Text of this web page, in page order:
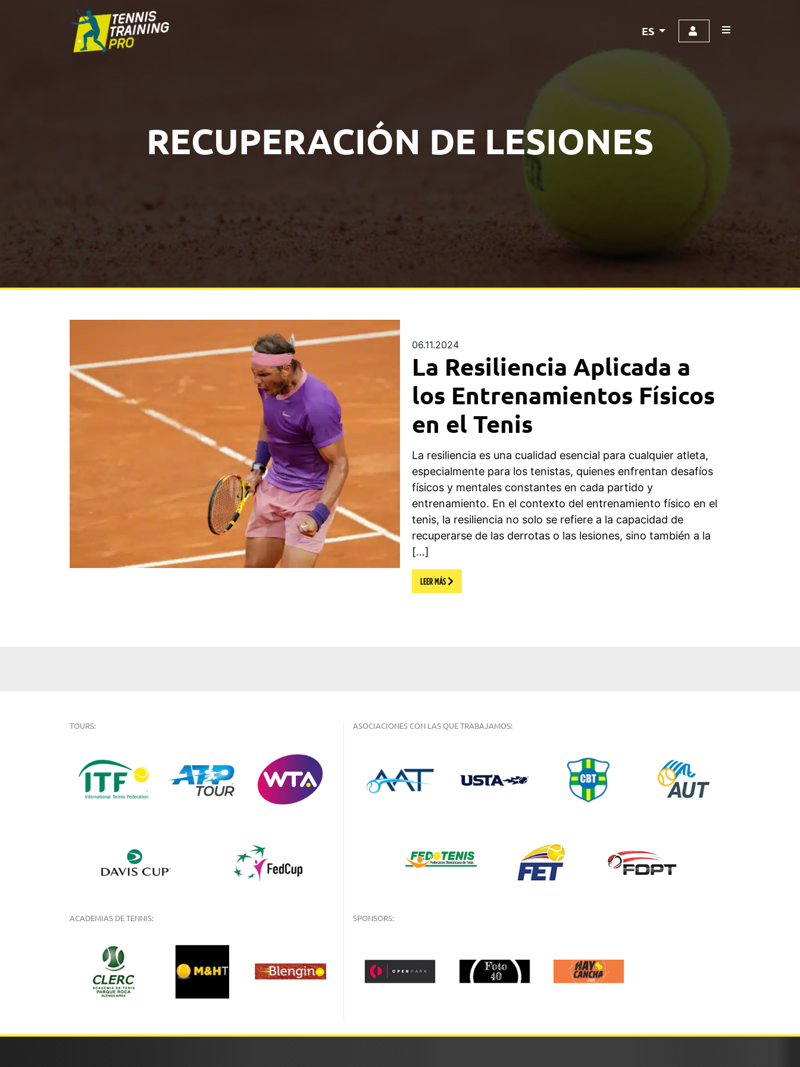
ES
RECUPERACIÓN DE LESIONES
06.11.2024
La Resiliencia Aplicada a
los Entrenamientos Físicos
en el Tenis
La resiliencia es una cualidad esencial para cualquier atleta,
especialmente para los tenistas, quienes enfrentan desafíos
físicos y mentales constantes en cada partido y
entrenamiento. En el contexto del entrenamiento físico en el
tenis, la resiliencia no solo se refiere a la capacidad de
recuperarse de las derrotas o las lesiones, sino también a la
[…]
LEER MÁS
TOURS:
ACADEMIAS DE TENNIS:
ASOCIACIONES CON LAS QUE TRABAJAMOS:
SPONSORS: